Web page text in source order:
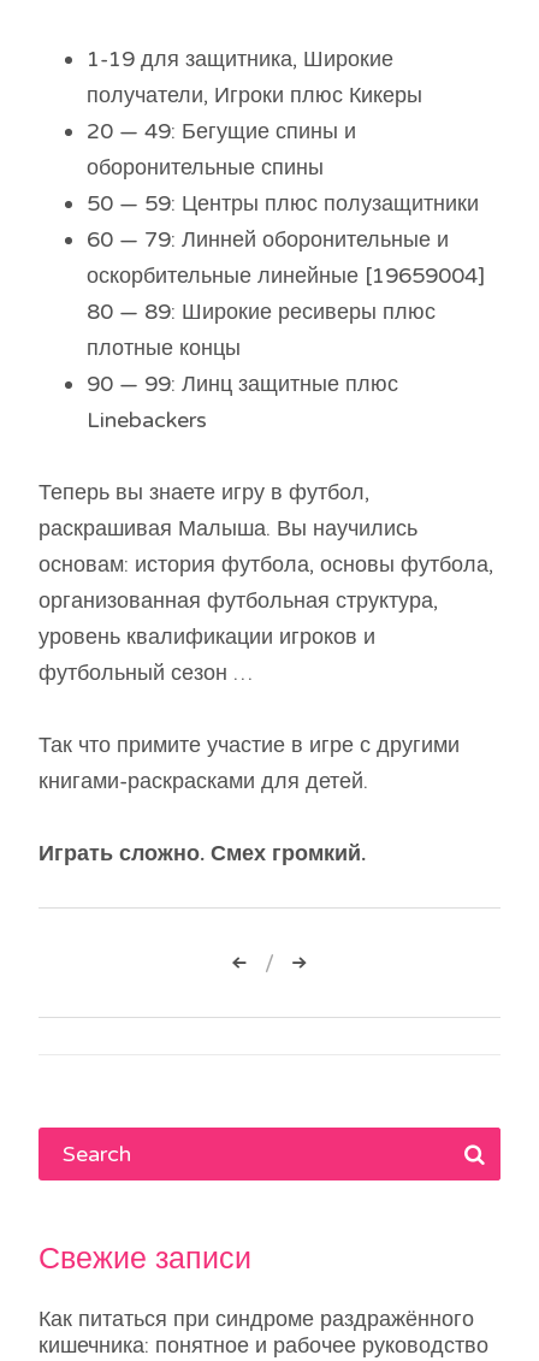
1-19 для защитника, Широкие
получатели, Игроки плюс Кикеры
20 — 49: Бегущие спины и
оборонительные спины
50 — 59: Центры плюс полузащитники
60 — 79: Линней оборонительные и
оскорбительные линейные [19659004]
80 — 89: Широкие ресиверы плюс
плотные концы
90 — 99: Линц защитные плюс
Linebackers
Теперь вы знаете игру в футбол,
раскрашивая Малыша. Вы научились
основам: история футбола, основы футбола,
организованная футбольная структура,
уровень квалификации игроков и
футбольный сезон …
Так что примите участие в игре с другими
книгами-раскрасками для детей.
Играть сложно. Смех громкий.
Навигация
по
Свежие записи
Как питаться при синдроме раздражённого
кишечника: понятное и рабочее руководство